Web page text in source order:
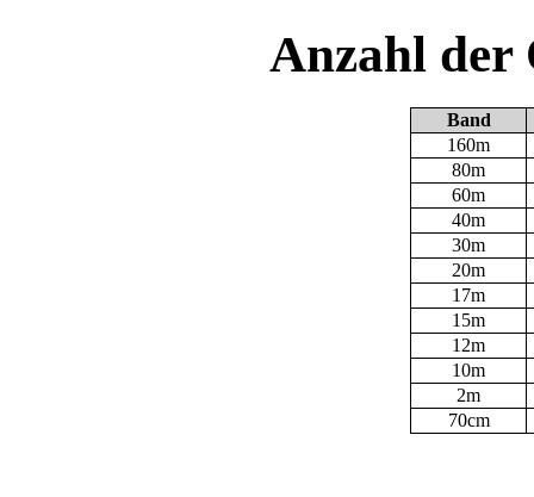
Anzahl der
Band
160m
80m
60m
40m
30m
20m
17m
15m
12m
10m
2m
70cm